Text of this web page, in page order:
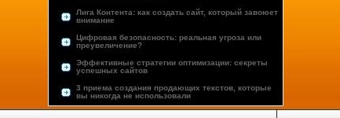
Лига Контента: как создать сайт, который завоюет
внимание
Цифровая безопасность: реальная угроза или
преувеличение?
Эффективные стратегии оптимизации: секреты
успешных сайтов
3 приема создания продающих текстов, которые
вы никогда не использовали
Опыт пользователей: лучшие хостинг-провайдеры